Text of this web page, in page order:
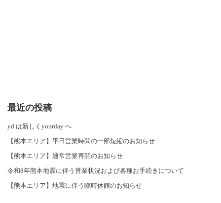
最近の投稿
yd は新しくyourday へ
【熊本エリア】平日営業時間の一部短縮のお知らせ
【熊本エリア】通常営業再開のお知らせ
令和8年熊本地震に伴う営業状況および各種お手続きについて
【熊本エリア】地震に伴う臨時休館のお知らせ